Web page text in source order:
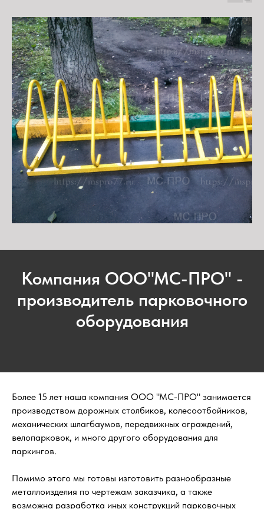
Компания ООО"МС-ПРО" -
производитель парковочного
оборудования
Более 15 лет наша компания ООО "МС-ПРО" занимается
производством дорожных столбиков, колесоотбойников,
механических шлагбаумов, передвижных ограждений,
велопарковок, и много другого оборудования для
паркингов.
Помимо этого мы готовы изготовить разнообразные
металлоизделия по чертежам заказчика, а также
возможна разработка иных конструкций парковочных